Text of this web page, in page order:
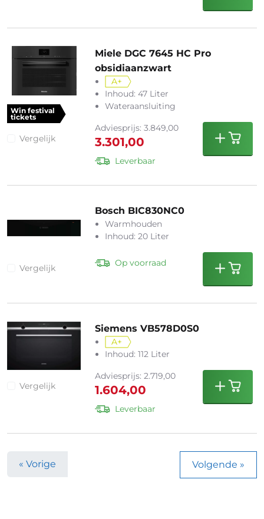
Win festival
tickets
Vergelijk
Miele DGC 7645 HC Pro
obsidiaanzwart
A+
Inhoud: 47 Liter
Wateraansluiting
Adviesprijs: 3.849,00
3.301,00
Leverbaar
Vergelijk
Bosch BIC830NC0
Warmhouden
Inhoud: 20 Liter
Op voorraad
Vergelijk
Siemens VB578D0S0
A+
Inhoud: 112 Liter
Adviesprijs: 2.719,00
1.604,00
Leverbaar
« Vorige Volgende »